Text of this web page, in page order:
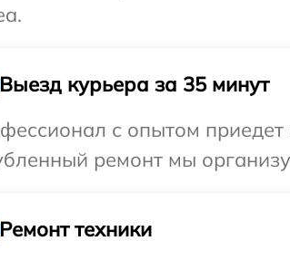
Выезд курьера за 35 минут
с опытом приедет
ремонт мы
Ремонт техники